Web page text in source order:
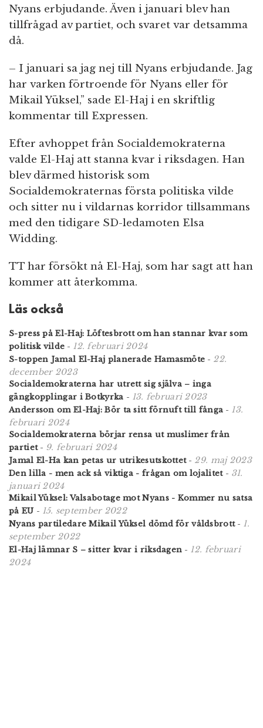
Nyans erbjudande. Även i januari blev han
tillfrågad av partiet, och svaret var detsamma
då.
– I januari sa jag nej till Nyans erbjudande. Jag
har varken förtroende för Nyans eller för
Mikail Yüksel,” sade El-Haj i en skriftlig
kommentar till Expressen.
Efter avhoppet från Socialdemokraterna
valde El-Haj att stanna kvar i riksdagen. Han
blev därmed historisk som
Socialdemokraternas första politiska vilde
och sitter nu i vildarnas korridor tillsammans
med den tidigare SD-ledamoten Elsa
Widding.
TT har försökt nå El-Haj, som har sagt att han
kommer att återkomma.
Läs också
S-press på El-Haj: Löftesbrott om han stannar kvar som
politisk vilde - 12. februari 2024
S-toppen Jamal El-Haj planerade Hamasmöte - 22.
december 2023
Socialdemokraterna har utrett sig själva – inga
gängkopplingar i Botkyrka - 13. februari 2023
Andersson om El-Haj: Bör ta sitt förnuft till fånga - 13.
februari 2024
Socialdemokraterna börjar rensa ut muslimer från
partiet- 9. februari 2024
Jamal El-Ha kan petas ur utrikesutskottet- 29. maj 2023
Den lilla - men ack så viktiga - frågan om lojalitet- 31.
januari 2024
Mikail Yüksel: Valsabotage mot Nyans - Kommer nu satsa
på EU - 15. september 2022
Nyans partiledare Mikail Yüksel dömd för våldsbrott- 1.
september 2022
El-Haj lämnar S – sitter kvar i riksdagen - 12. februari
2024